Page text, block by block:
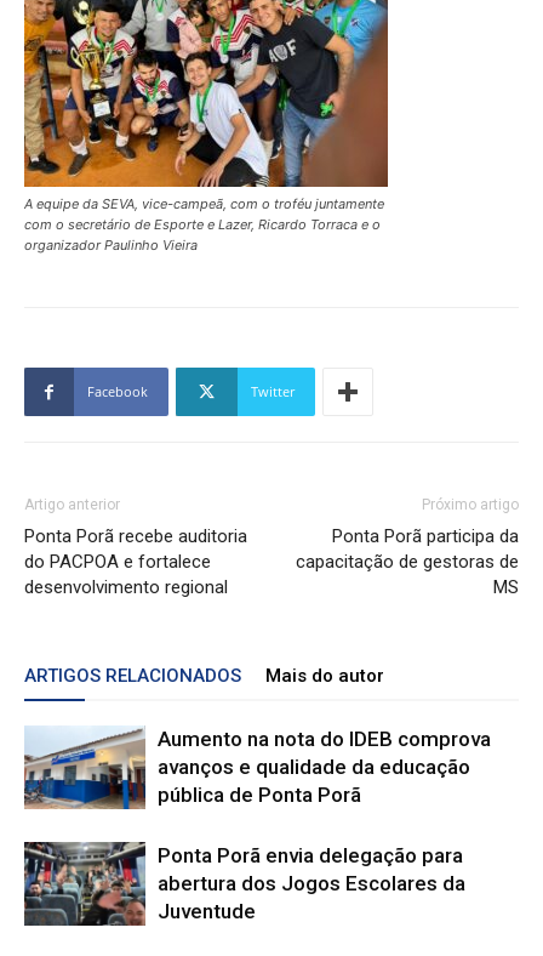
A equipe da SEVA, vice-campeã, com o troféu juntamente
com o secretário de Esporte e Lazer, Ricardo Torraca e o
organizador Paulinho Vieira
Facebook Twitter
Artigo anterior
Ponta Porã recebe auditoria
do PACPOA e fortalece
desenvolvimento regional
Próximo artigo
Ponta Porã participa da
capacitação de gestoras de
MS
ARTIGOS RELACIONADOS Mais do autor
Aumento na nota do IDEB comprova
avanços e qualidade da educação
pública de Ponta Porã
Ponta Porã envia delegação para
abertura dos Jogos Escolares da
Juventude